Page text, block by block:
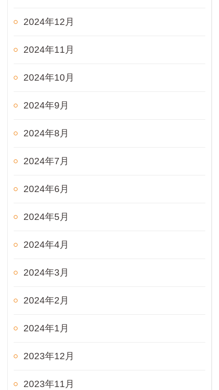
2024年12月
2024年11月
2024年10月
2024年9月
2024年8月
2024年7月
2024年6月
2024年5月
2024年4月
2024年3月
2024年2月
2024年1月
2023年12月
2023年11月